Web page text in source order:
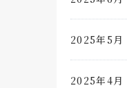
2025年5月
2025年4月